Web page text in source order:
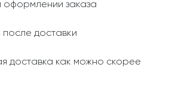
оформлении заказа
после доставки
доставка как можно скорее